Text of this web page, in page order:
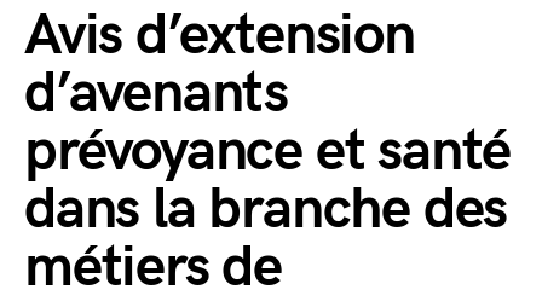
Avis d’extension
d’avenants
prévoyance et santé
dans la branche des
métiers de